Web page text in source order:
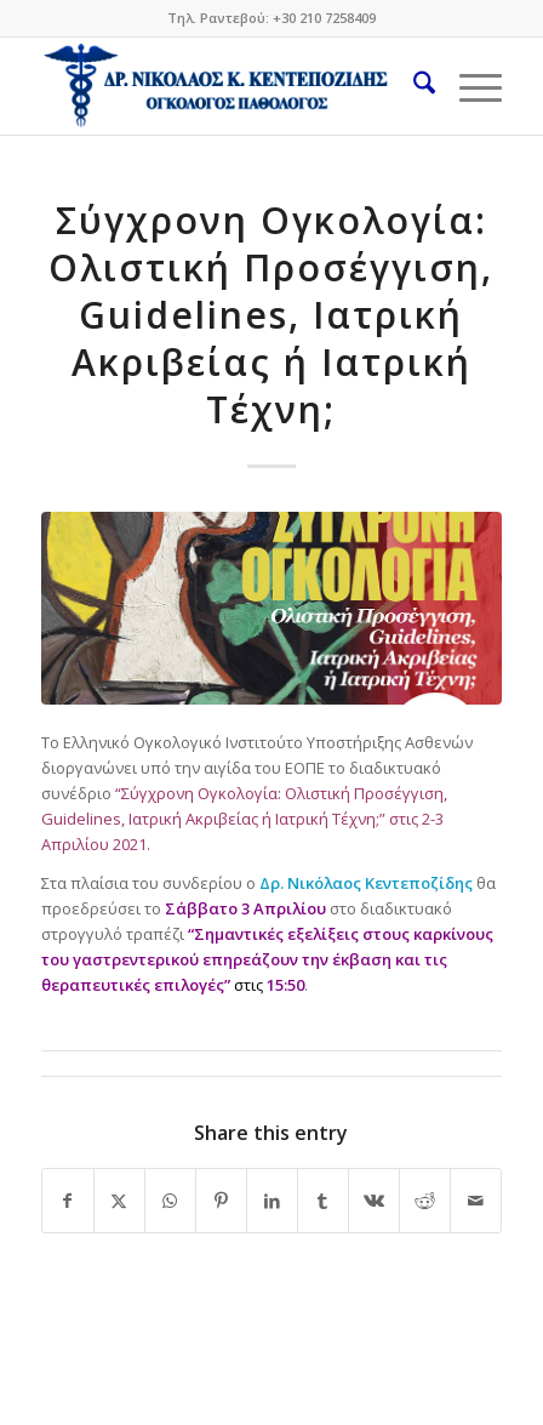
Τηλ. Ραντεβού: +30 210 7258409
Σύγχρονη Ογκολογία:
Ολιστική Προσέγγιση,
Guidelines, Ιατρική
Ακριβείας ή Ιατρική
Τέχνη;
To Ελληνικό Ογκολογικό Ινστιτούτο Υποστήριξης Ασθενών
διοργανώνει υπό την αιγίδα του ΕΟΠΕ το διαδικτυακό
συνέδριο “Σύγχρονη Ογκολογία: Ολιστική Προσέγγιση,
Guidelines, Ιατρική Ακριβείας ή Ιατρική Τέχνη;” στις 2-3
Απριλίου 2021.
Στα πλαίσια του συνδερίου ο Δρ. Νικόλαος Κεντεποζίδης θα
προεδρεύσει το Σάββατο 3 Απριλίουστο διαδικτυακό
στρογγυλό τραπέζι“Σημαντικές εξελίξεις στους καρκίνους
του γαστρεντερικού επηρεάζουν την έκβαση και τις
θεραπευτικές επιλογές”στις15:50.
Share this entry